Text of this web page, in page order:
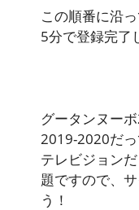
この順番に沿
5分で登録完了
グータンヌー
2019-2020だっ
テレビジョン
題ですので、
う！